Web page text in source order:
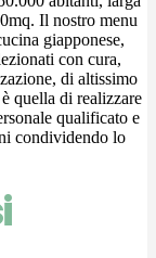
Il nostro menu
giapponese,
con cura,
di altissimo
quella di realizzare
qualificato e
condividendo lo